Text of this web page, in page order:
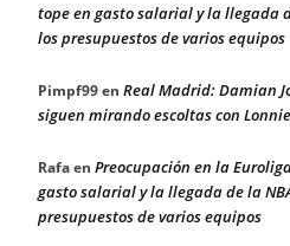
tope en gasto salarial y la llegada
los presupuestos de varios equipos
Pimpf99en Real Madrid: Damian
siguen mirando escoltas con
Rafaen Preocupación en la
gasto salarial y la llegada de la
presupuestos de varios equipos